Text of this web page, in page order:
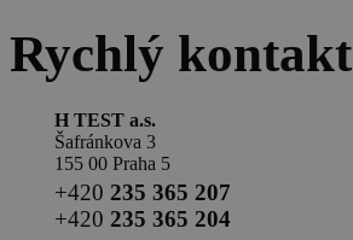
Rychlý kontakt
H TEST a.s.
Šafránkova 3
155 00 Praha 5
+420 235 365 207
+420 235 365 204